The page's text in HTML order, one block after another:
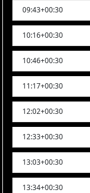
09:43+00:30
10:16+00:30
10:46+00:30
11:17+00:30
12:02+00:30
12:33+00:30
13:03+00:30
13:34+00:30